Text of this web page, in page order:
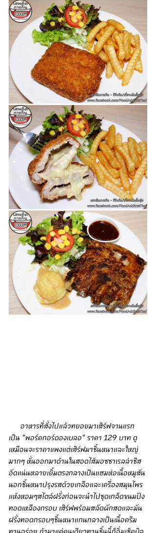
เป็น "พอร์คกอร์ดองเบลอ" ราคา 129 บาท ดู
เหมือนจะราคาแพงแต่เสิร์ฟมาชิ้นหนาและใหญ่
มากๆ หั่นออกมาด้านในสอดไส้มอซซาเรลล่าชีส
อัดแน่นหลายเยิ้มตรงกลางเป็นแฮมห่อเนื้อหมูสัน
นอกชิ้นหนาปรุงรสด้วยเกลือและเครื่องสมุนไพร
แห้งหอมๆสไตล์ฝรั่งก่อนจะนำไปชุดเกล็ดขนมปัง
ทอดเหลืองกรอบ เสิร์ฟพร้อมสลัดผักสดและมัน
ฝรั่งทอดกรอบๆชิ้นหนาแกนกลางเป็นเนื้อครีม